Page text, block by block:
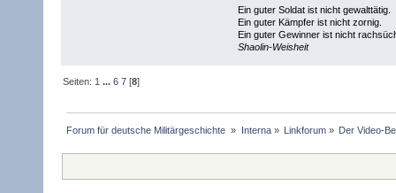
Ein guter Soldat ist nicht gewalttätig.
Ein guter Kämpfer ist nicht zornig.
Ein guter Gewinner ist nicht
Shaolin-Weisheit
Seiten: 1 ...6 7 [8]
Forum für deutsche Militärgeschichte » Interna» Linkforum» Der Video-